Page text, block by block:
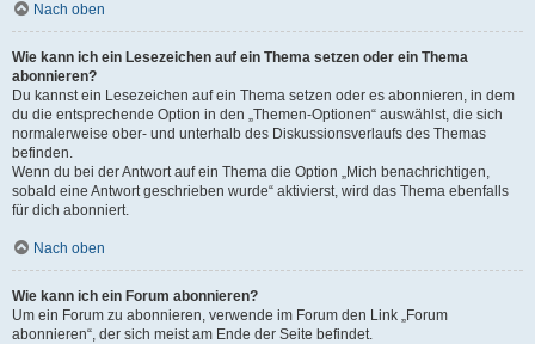
Nach oben
Wie kann ich ein Lesezeichen auf ein Thema setzen oder ein Thema
abonnieren?
Du kannst ein Lesezeichen auf ein Thema setzen oder es abonnieren, in dem
du die entsprechende Option in den „Themen-Optionen“ auswählst, die sich
normalerweise ober- und unterhalb des Diskussionsverlaufs des Themas
befinden.
Wenn du bei der Antwort auf ein Thema die Option „Mich benachrichtigen,
sobald eine Antwort geschrieben wurde“ aktivierst, wird das Thema ebenfalls
für dich abonniert.
Nach oben
Wie kann ich ein Forum abonnieren?
Um ein Forum zu abonnieren, verwende im Forum den Link „Forum
abonnieren“, der sich meist am Ende der Seite befindet.